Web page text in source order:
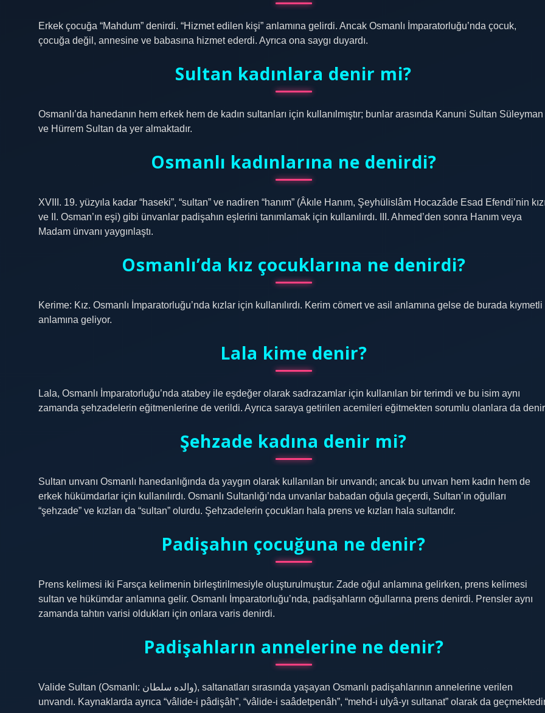
Erkek çocuğa “Mahdum” denirdi. “Hizmet edilen kişi” anlamına gelirdi. Ancak Osmanlı İmparatorluğu’nda çocuk,
çocuğa değil, annesine ve babasına hizmet ederdi. Ayrıca ona saygı duyardı.
Sultan kadınlara denir mi?
Osmanlı’da hanedanın hem erkek hem de kadın sultanları için kullanılmıştır; bunlar arasında Kanuni Sultan Süleyman
ve Hürrem Sultan da yer almaktadır.
Osmanlı kadınlarına ne denirdi?
XVIII. 19. yüzyıla kadar “haseki”, “sultan” ve nadiren “hanım” (Âkıle Hanım, Şeyhülislâm Hocazâde Esad Efendi’nin
ve II. Osman’ın eşi) gibi ünvanlar padişahın eşlerini tanımlamak için kullanılırdı. III. Ahmed’den sonra Hanım veya
Madam ünvanı yaygınlaştı.
Osmanlı’da kız çocuklarına ne denirdi?
Kerime: Kız. Osmanlı İmparatorluğu’nda kızlar için kullanılırdı. Kerim cömert ve asil anlamına gelse de burada kıymetli
anlamına geliyor.
Lala kime denir?
Lala, Osmanlı İmparatorluğu’nda atabey ile eşdeğer olarak sadrazamlar için kullanılan bir terimdi ve bu isim aynı
zamanda şehzadelerin eğitmenlerine de verildi. Ayrıca saraya getirilen acemileri eğitmekten sorumlu olanlara da
Şehzade kadına denir mi?
Sultan unvanı Osmanlı hanedanlığında da yaygın olarak kullanılan bir unvandı; ancak bu unvan hem kadın hem de
erkek hükümdarlar için kullanılırdı. Osmanlı Sultanlığı’nda unvanlar babadan oğula geçerdi, Sultan’ın oğulları
“şehzade” ve kızları da “sultan” olurdu. Şehzadelerin çocukları hala prens ve kızları hala sultandır.
Padişahın çocuğuna ne denir?
Prens kelimesi iki Farsça kelimenin birleştirilmesiyle oluşturulmuştur. Zade oğul anlamına gelirken, prens kelimesi
sultan ve hükümdar anlamına gelir. Osmanlı İmparatorluğu’nda, padişahların oğullarına prens denirdi. Prensler aynı
zamanda tahtın varisi oldukları için onlara varis denirdi.
Padişahların annelerine ne denir?
Valide Sultan (Osmanlı: والده سلطان), saltanatları sırasında yaşayan Osmanlı padişahlarının annelerine verilen
unvandı. Kaynaklarda ayrıca “vâlide-i pâdişâh”, “vâlide-i saâdetpenâh”, “mehd-i ulyâ-yı sultanat” olarak da